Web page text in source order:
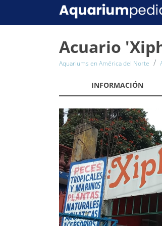
Acuario
Aquariums en América del Norte
INFORMACIÓN